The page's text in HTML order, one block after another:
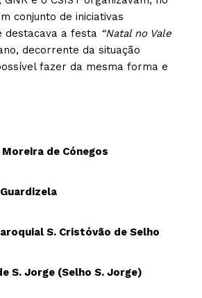
conjunto de iniciativas
destacava a festa “Natal no Vale
decorrente da situação
fazer da mesma forma e
de Cónegos
S. Cristóvão de Selho
S. Jorge (Selho S. Jorge)